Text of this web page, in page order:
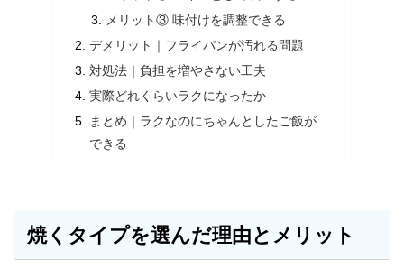
メリット③ 味付けを調整できる
デメリット｜フライパンが汚れる問題
対処法｜負担を増やさない工夫
実際どれくらいラクになったか
まとめ｜ラクなのにちゃんとしたご飯が
できる
焼くタイプを選んだ理由とメリット